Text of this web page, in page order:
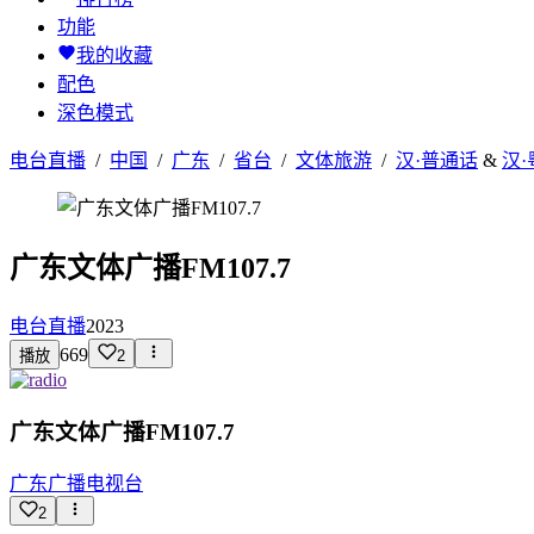
功能
我的收藏
配色
深色模式
电台直播 / 中国 / 广东 / 省台 / 文体旅游 / 汉·普通话 & 汉·
广东文体广播FM107.7
电台直播2023
播放 669 2
广东文体广播FM107.7
广东广播电视台
2